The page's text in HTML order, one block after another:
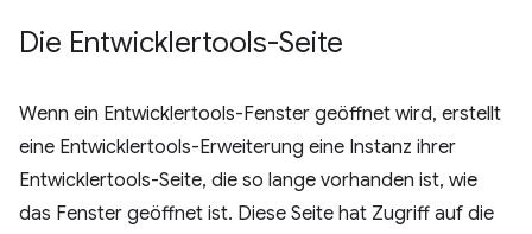
Die Entwicklertools-Seite
Wenn ein Entwicklertools-Fenster geöffnet wird, erstellt
eine Entwicklertools-Erweiterung eine Instanz ihrer
Entwicklertools-Seite, die so lange vorhanden ist, wie
das Fenster geöffnet ist. Diese Seite hat Zugriff auf die